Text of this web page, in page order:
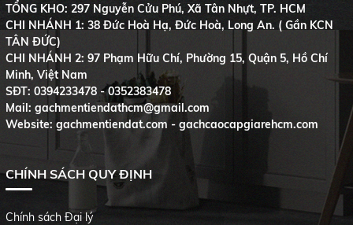
TỔNG KHO: 297 Nguyễn Cửu Phú, Xã Tân Nhựt, TP. HCM
CHI NHÁNH 1: 38 Đức Hoà Hạ, Đức Hoà, Long An. ( Gần KCN
TÂN ĐỨC)
CHI NHÁNH 2: 97 Phạm Hữu Chí, Phường 15, Quận 5, Hồ Chí
Minh, Việt Nam
SĐT: 0394233478 - 0352383478
Mail: gachmentiendathcm@gmail.com
Website: gachmentiendat.com - gachcaocapgiarehcm.com
CHÍNH SÁCH QUY ĐỊNH
Chính sách Đại lý